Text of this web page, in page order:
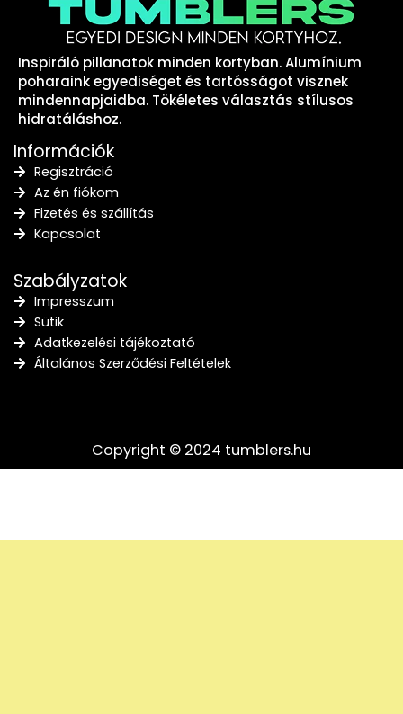
Inspiráló pillanatok minden kortyban. Alumínium
poharaink egyediséget és tartósságot visznek
mindennapjaidba. Tökéletes választás stílusos
hidratáláshoz.
Információk
Regisztráció
Az én fiókom
Fizetés és szállítás
Kapcsolat
Szabályzatok
Impresszum
Sütik
Adatkezelési tájékoztató
Általános Szerződési Feltételek
Copyright © 2024 tumblers.hu